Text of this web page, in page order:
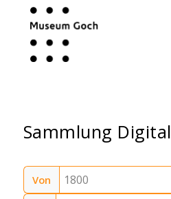
Sammlung Digital
Von